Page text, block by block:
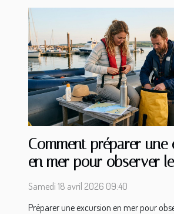
Comment préparer une
en mer pour observer
dauphins ?
Samedi 18 avril 2026 09:40
Préparer une excursion en mer pour